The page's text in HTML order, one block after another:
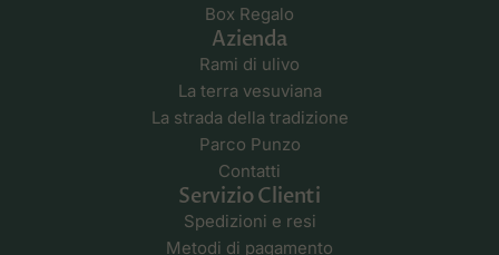
Box Regalo
Azienda
Rami di ulivo
La terra vesuviana
La strada della tradizione
Parco Punzo
Contatti
Servizio Clienti
Spedizioni e resi
Metodi di pagamento